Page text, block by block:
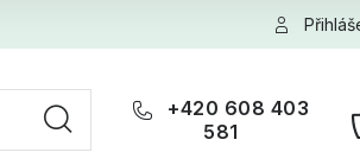
Ochrana osobních údajů GDPR
+420 608 403
581